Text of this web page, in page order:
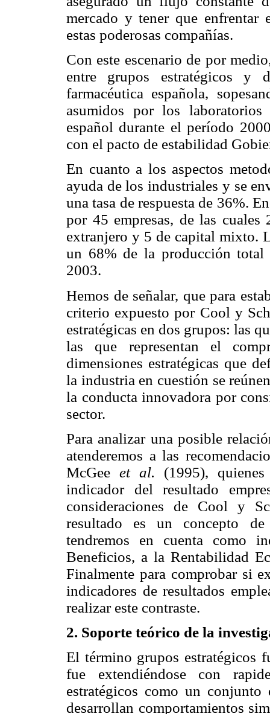
mercado y tener que enfrentar
estas poderosas compañías.
Con este escenario de por
entre grupos estratégicos y
farmacéutica española,
asumidos por los laboratorios
español durante el período
con el pacto de estabilidad
En cuanto a los aspectos
ayuda de los industriales y se
una tasa de respuesta de 36%.
por 45 empresas, de las
extranjero y 5 de capital mixto.
un 68% de la producción total
2003.
Hemos de señalar, que para
criterio expuesto por Cool y
estratégicas en dos grupos: las
las que representan el
dimensiones estratégicas que
la industria en cuestión se
la conducta innovadora por
sector.
Para analizar una posible
atenderemos a las
McGeeet al. (1995),
indicador del resultado
consideraciones de Cool y
resultado es un concepto
tendremos en cuenta como
Beneficios, a la Rentabilidad
Finalmente para comprobar si
indicadores de resultados
realizar este contraste.
2. Soporte teórico de la
El término grupos estratégicos
fue extendiéndose con
estratégicos como un
desarrollan comportamientos